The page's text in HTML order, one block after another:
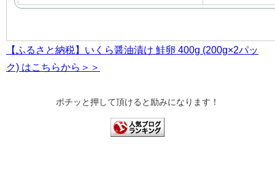
【ふるさと納税】いくら醤油漬け 鮭卵 400g (200g×2パッ
ク) はこちらから＞＞
ポチッと押して頂けると励みになります！